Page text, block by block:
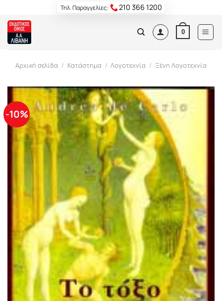
content
Τηλ. Παραγγελίες: 210 366 1200
0
Αρχική σελίδα / Κατάστημα / Λογοτεχνία / Ξένη Λογοτεχνία
-10%